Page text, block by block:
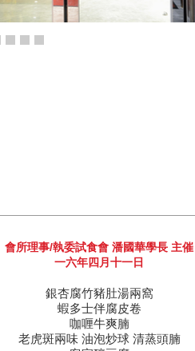
會所理事/執委試食會 潘國華學長 主催
一六年四月十一日
銀杏腐竹豬肚湯兩窩
蝦多士伴腐皮卷
咖喱牛爽腩
老虎斑兩味 油泡炒球 清蒸頭腩